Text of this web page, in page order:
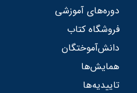
دوره‌های آموزشی
فروشگاه کتاب
دانش‌آموختگان
همایش‌ها
تاییدیه‌ها